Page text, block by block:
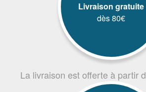
Livraison gratuite
dès 80€
La livraison est offerte à partir